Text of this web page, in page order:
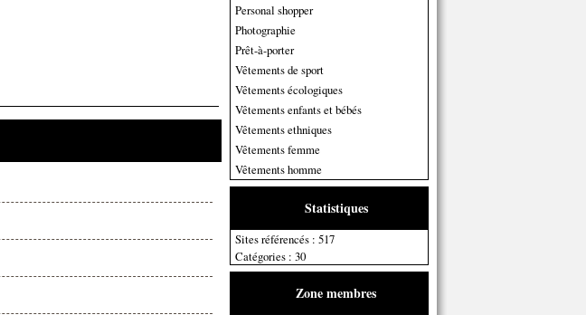
Personal shopper
Photographie
Prêt-à-porter
Vêtements de sport
Vêtements écologiques
Vêtements enfants et bébés
Vêtements ethniques
Vêtements femme
Vêtements homme
Statistiques
Sites référencés : 517
Catégories : 30
Zone membres